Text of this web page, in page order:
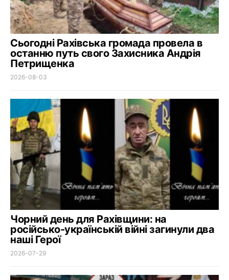
Сьогодні Рахівська громада провела в
останню путь свого Захисника Андрія
Петрищенка
2026-08-03
Чорний день для Рахівщини: на
російсько-українській війні загинули два
наші Герої
2026-07-29